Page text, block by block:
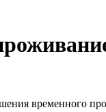
временного